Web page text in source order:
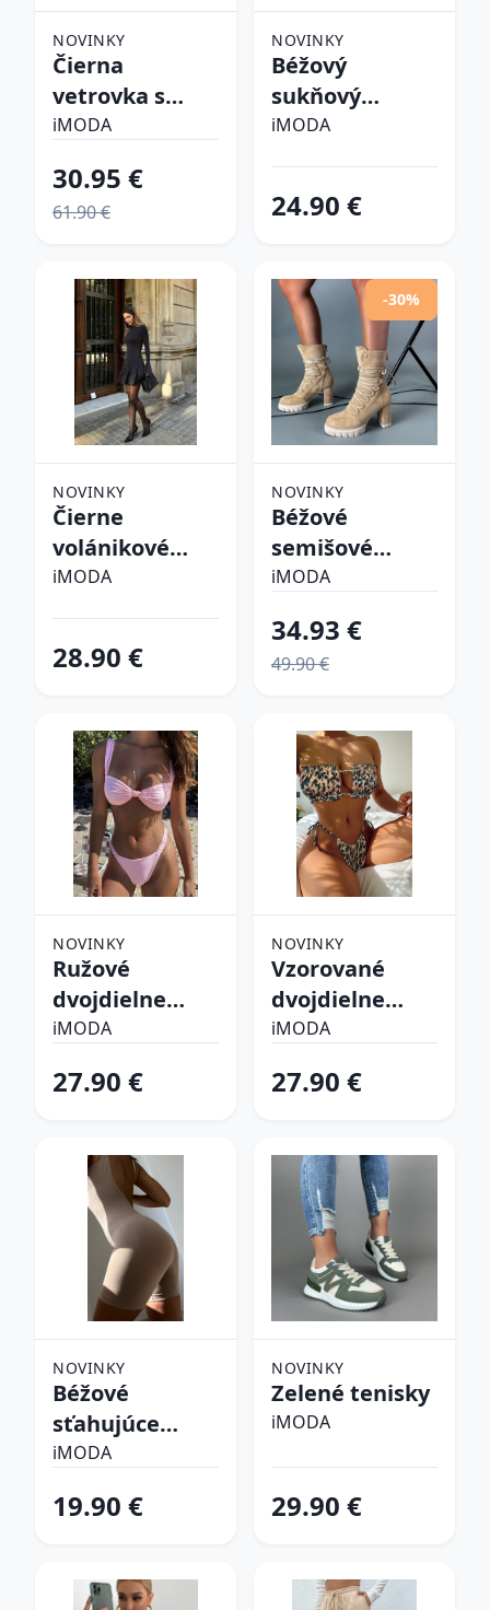
NOVINKY
Čierna
vetrovka s
kapucňou
iMODA
30.95 €
61.90 €
NOVINKY
Béžový
sukňový
komplet
iMODA
24.90 €
NOVINKY
Čierne
volánikové
šaty
iMODA
28.90 €
-30%
NOVINKY
Béžové
semišové
kotníkové
iMODA
34.93 €
49.90 €
NOVINKY
Ružové
dvojdielne
plavky
iMODA
27.90 €
NOVINKY
Vzorované
dvojdielne
plavky
iMODA
27.90 €
NOVINKY
Béžové
sťahujúce
spodné prádlo
iMODA
19.90 €
NOVINKY
Zelené tenisky
iMODA
29.90 €